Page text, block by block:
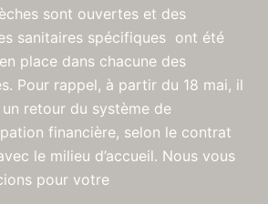
sont ouvertes et des
sanitaires spécifiques ont été
place dans chacune des
Pour rappel, à partir du 18 mai, il
retour du système de
financière, selon le contrat
le milieu d’accueil. Nous vous
pour votre